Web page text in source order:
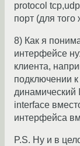
protocol
порт (для
8) Как я
интерфейсе
клиента,
подключении
динамический
interface
интерфейса
P.S. Ну и в